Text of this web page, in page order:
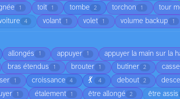
1 toit 1 tombe 2 torchon 1 tour
4 volant 1 volet 1 volume backup 1
allongés 1 appuyer 1 appuyer la main sur la
bras étendus 1 brouter 1 butiner 2
1 croissance 4 💃 4 debout 2
1 étalement 1 être allongé 2 être assis